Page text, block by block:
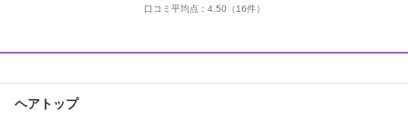
口コミ平均点： 4.50 （16件）
ヘアトップ